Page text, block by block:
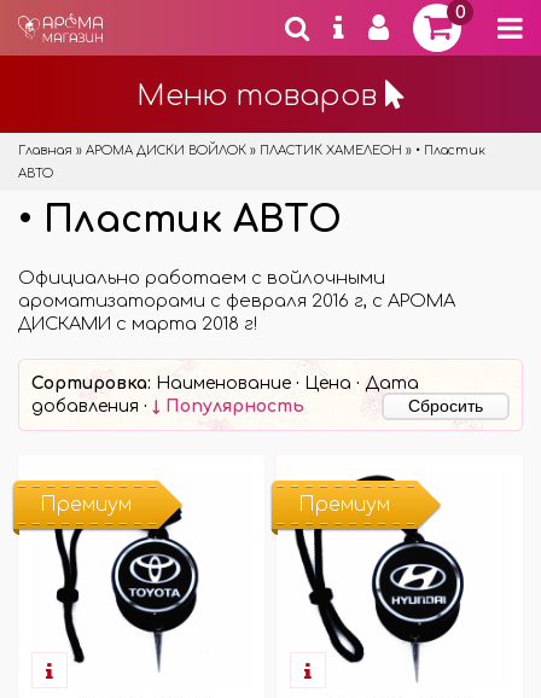
0
Меню товаров
Главная » АРОМА ДИСКИ ВОЙЛОК » ПЛАСТИК ХАМЕЛЕОН » • Пластик
АВТО
• Пластик АВТО
Официально работаем с войлочными
ароматизаторами с февраля 2016 г, с АРОМА
ДИСКАМИ с марта 2018 г!
Сортировка: Наименование · Цена · Дата
добавления · ↓ Популярность Сбросить
Премиум Премиум